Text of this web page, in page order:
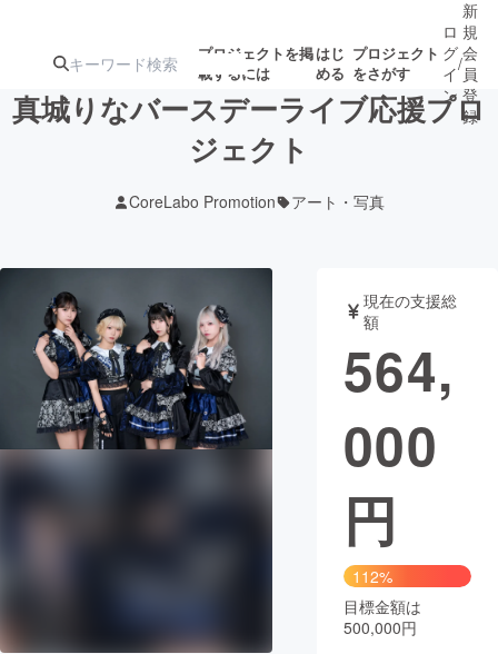
プロジェクトを掲
載するには
はじ
める
プロジェクト
をさがす
ターン
ジェクト
募集終了が近いプ
ロジェクト
音楽
テクノロジー・ガジェット ゲーム・サ
映像・映画
CAMPFIRE Creation
CAMPFIREふるさと納税
コミュニティ
ロ
グ
イ
ン
/
新
規
会
員
登
録
真城りなバースデーライブ応援プロ
ジェクト
CoreLabo Promotion アート・写真
現在の支援総
額
564,
000
円
112%
目標金額は
500,000円